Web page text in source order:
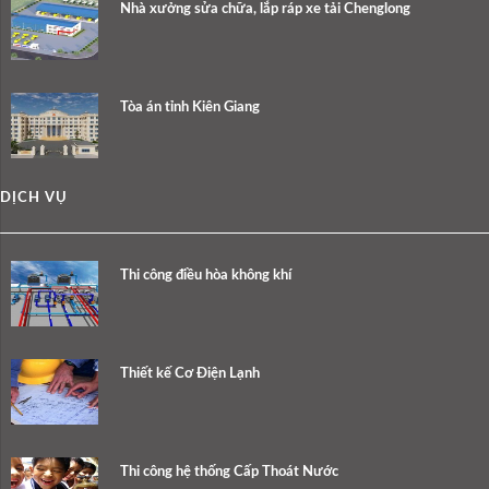
Nhà xưởng sửa chữa, lắp ráp xe tải Chenglong
Tòa án tỉnh Kiên Giang
DỊCH VỤ
Thi công điều hòa không khí
Thiết kế Cơ Điện Lạnh
Thi công hệ thống Cấp Thoát Nước